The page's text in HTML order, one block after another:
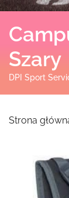
Szary
DPI Sport
Strona